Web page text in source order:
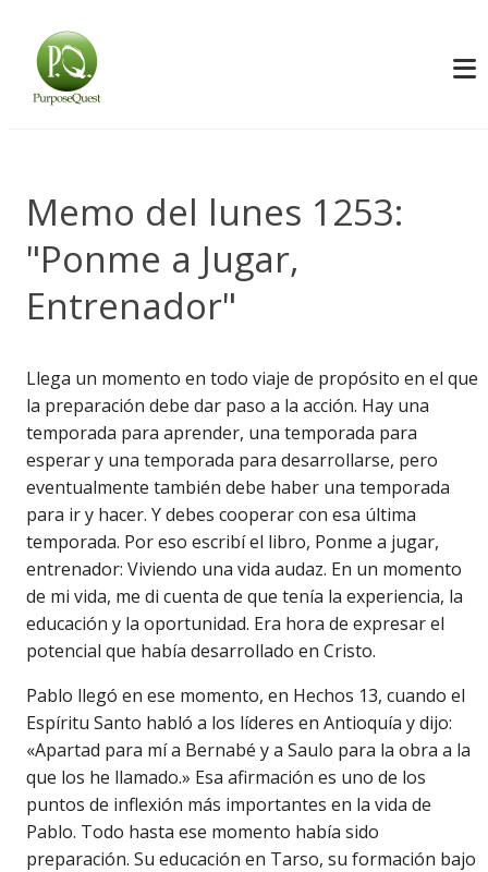
Memo del lunes 1253:
"Ponme a Jugar,
Entrenador"
Llega un momento en todo viaje de propósito en el que
la preparación debe dar paso a la acción. Hay una
temporada para aprender, una temporada para
esperar y una temporada para desarrollarse, pero
eventualmente también debe haber una temporada
para ir y hacer. Y debes cooperar con esa última
temporada. Por eso escribí el libro, Ponme a jugar,
entrenador: Viviendo una vida audaz. En un momento
de mi vida, me di cuenta de que tenía la experiencia, la
educación y la oportunidad. Era hora de expresar el
potencial que había desarrollado en Cristo.
Pablo llegó en ese momento, en Hechos 13, cuando el
Espíritu Santo habló a los líderes en Antioquía y dijo:
«Apartad para mí a Bernabé y a Saulo para la obra a la
que los he llamado.» Esa afirmación es uno de los
puntos de inflexión más importantes en la vida de
Pablo. Todo hasta ese momento había sido
preparación. Su educación en Tarso, su formación bajo